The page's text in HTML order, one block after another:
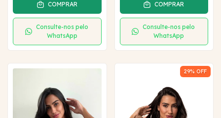
COMPRAR
Consulte-nos pelo
WhatsApp
COMPRAR
Consulte-nos pelo
WhatsApp
29% OFF